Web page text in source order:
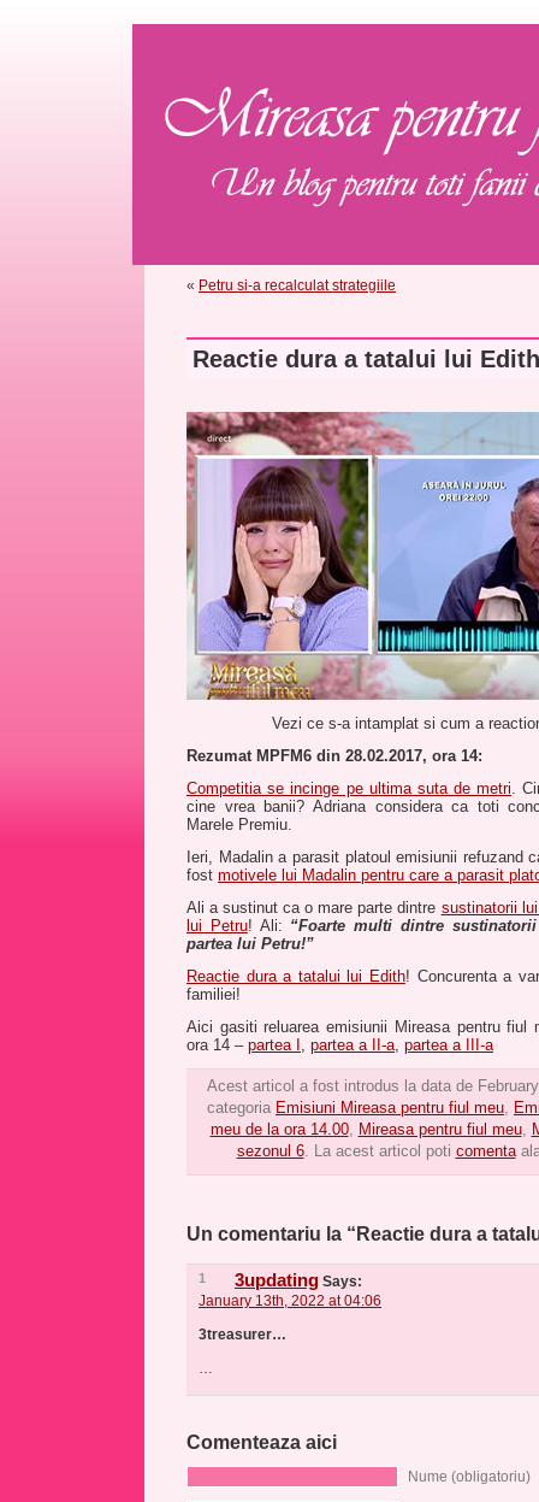
« Petru si-a recalculat strategiile
Reactie dura a tatalui lui Edith
Vezi ce s-a intamplat si cum a
Rezumat MPFM6 din 28.02.2017, ora 14:
Competitia se incinge pe ultima suta de metri.
cine vrea banii? Adriana considera ca toti
Marele Premiu.
Ieri, Madalin a parasit platoul emisiunii refuzand
fost motivele lui Madalin pentru care a parasit
Ali a sustinut ca o mare parte dintre sustinatorii
lui Petru! Ali: “Foarte multi dintre
partea lui Petru!”
Reactie dura a tatalui lui Edith! Concurenta a
familiei!
Aici gasiti reluarea emisiunii Mireasa pentru fiul
ora 14 – partea I , partea a II-a, partea a III-a
Acest articol a fost introdus la data de
categoria Emisiuni Mireasa pentru fiul meu,
meu de la ora 14.00, Mireasa pentru fiul meu,
sezonul 6. La acest articol poti comenta
Un comentariu la “Reactie dura a
1 3updating Says:
January 13th, 2022 at 04:06
3treasurer…
…
Comenteaza aici
Nume (obligatoriu)